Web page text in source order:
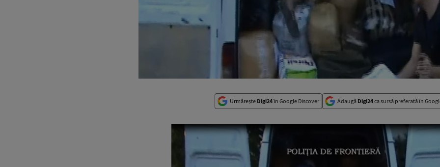
Urmărește Digi24în Google Discover Adaugă Digi24ca sursă preferată în